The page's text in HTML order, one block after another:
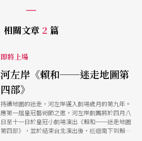
相關文章 2 篇
即將上場
河左岸《賴和──迷走地圖第
四部》
持續地圖的迷走，河左岸邁入劇場歲月的第九年。
應第一屆皇冠藝術節之邀，河左岸劇團將於四月八
日至十一日於皇冠小劇場演出《賴和──迷走地圖
第四部》，並於結束台北演出後，巡迴南下到賴和